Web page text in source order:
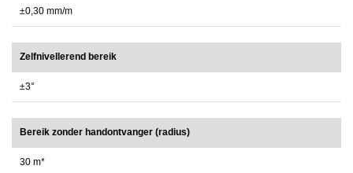
±0,30 mm/m
Zelfnivellerend bereik
±3°
Bereik zonder handontvanger (radius)
30 m*